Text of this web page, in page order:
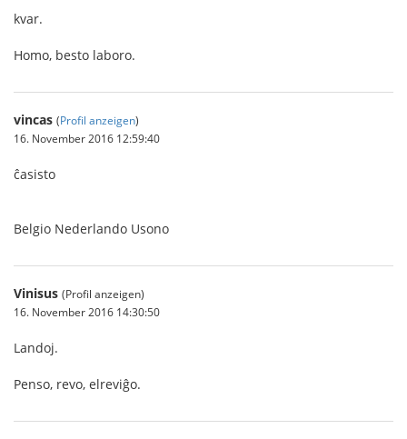
kvar.
Homo, besto laboro.
vincas (Profil anzeigen)
16. November 2016 12:59:40
ĉasisto
Belgio Nederlando Usono
Vinisus (Profil anzeigen)
16. November 2016 14:30:50
Landoj.
Penso, revo, elreviĝo.